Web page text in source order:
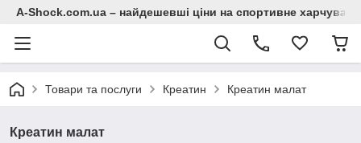
A-Shock.com.ua – найдешевші ціни на спортивне
Товари та послуги Креатин Креатин малат
Креатин малат